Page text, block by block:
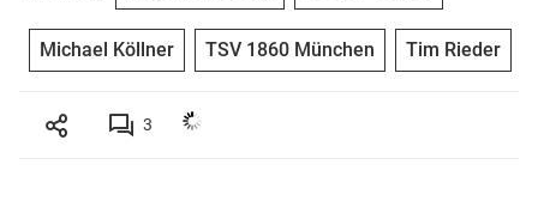
Michael Köllner TSV 1860 München Tim Rieder
3